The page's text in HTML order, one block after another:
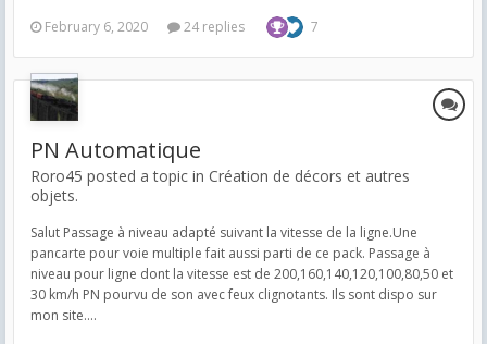
February 6, 2020 24 replies 7
PN Automatique
Roro45 posted a topic in Création de décors et autres
objets.
Salut Passage à niveau adapté suivant la vitesse de la ligne.Une
pancarte pour voie multiple fait aussi parti de ce pack. Passage à
niveau pour ligne dont la vitesse est de 200,160,140,120,100,80,50 et
30 km/h PN pourvu de son avec feux clignotants. Ils sont dispo sur
mon site....